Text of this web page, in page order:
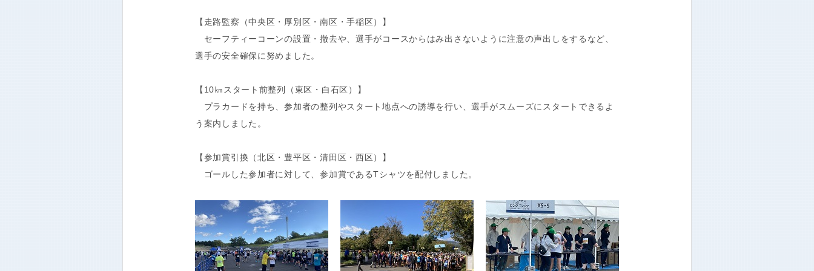
【走路監察（中央区・厚別区・南区・手稲区）】
セーフティーコーンの設置・撤去や、選手がコースからはみ出さないように注意の声出しをするなど、
選手の安全確保に努めました。
【10㎞スタート前整列（東区・白石区）】
プラカードを持ち、参加者の整列やスタート地点への誘導を行い、選手がスムーズにスタートできるよ
う案内しました。
【参加賞引換（北区・豊平区・清田区・西区）】
ゴールした参加者に対して、参加賞であるTシャツを配付しました。